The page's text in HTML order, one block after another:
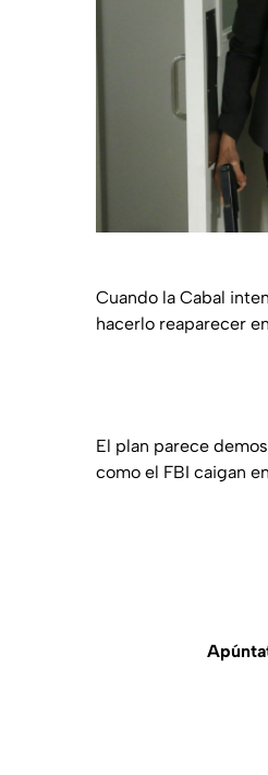
Cuando la Cabal
hacerlo reaparecer
El plan parece
como el FBI caigan